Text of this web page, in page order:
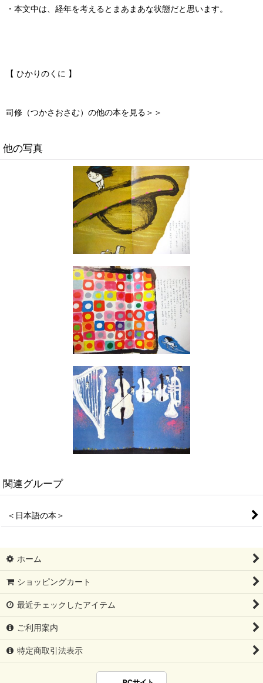
・本文中は、経年を考えるとまあまあな状態だと思います。
【 ひかりのくに 】
司修（つかさおさむ）の他の本を見る＞＞
他の写真
関連グループ
＜日本語の本＞
ホーム
ショッピングカート
最近チェックしたアイテム
ご利用案内
特定商取引法表示